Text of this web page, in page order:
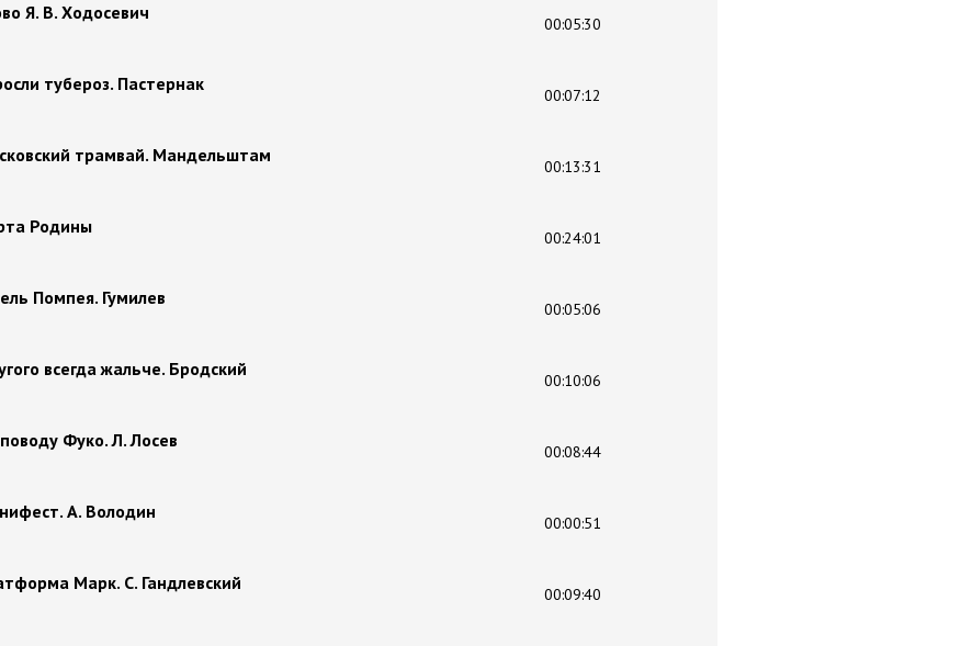
Я. В. Ходосевич
00:05:30
тубероз. Пастернак
00:07:12
трамвай. Мандельштам
00:13:31
Родины
00:24:01
Помпея. Гумилев
00:05:06
всегда жальче. Бродский
00:10:06
Фуко. Л. Лосев
00:08:44
А. Володин
00:00:51
Марк. С. Гандлевский
00:09:40